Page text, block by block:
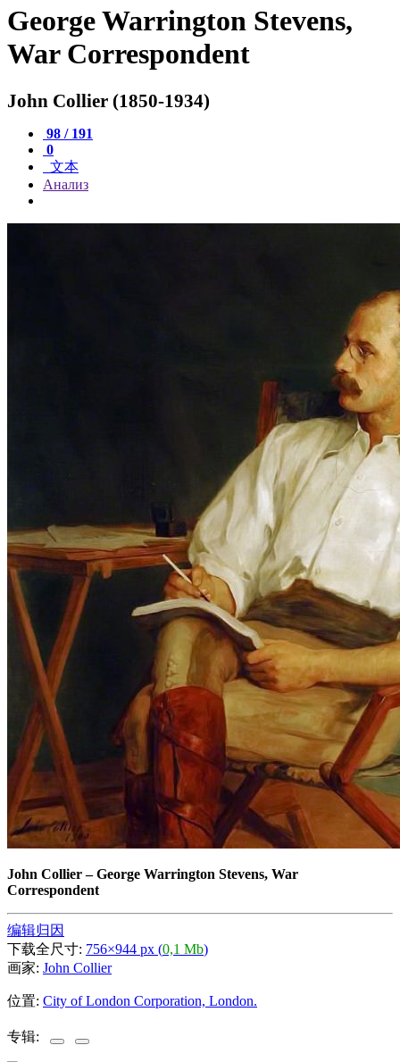
George Warrington Stevens,
War Correspondent
John Collier (1850-1934)
98 / 191
0
文本
Анализ
John Collier–George Warrington Stevens, War
Correspondent
编辑归因
下载全尺寸: 756×944 px (0,1 Mb)
画家: John Collier
位置: City of London Corporation, London.
专辑: